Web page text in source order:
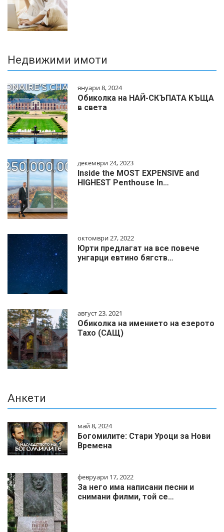
Недвижими имоти
януари 8, 2024
Обиколка на НАЙ-СКЪПАТА КЪЩА
в света
декември 24, 2023
Inside the MOST EXPENSIVE and
HIGHEST Penthouse In…
октомври 27, 2022
Юрти предлагат на все повече
унгарци евтино бягств…
август 23, 2021
Обиколка на имението на езерото
Тахо (САЩ)
Анкети
май 8, 2024
Богомилите: Стари Уроци за Нови
Времена
февруари 17, 2022
За него има написани песни и
снимани филми, той се…